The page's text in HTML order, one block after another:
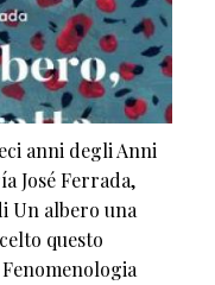
anni degli Anni
José Ferrada,
Un albero una
questo